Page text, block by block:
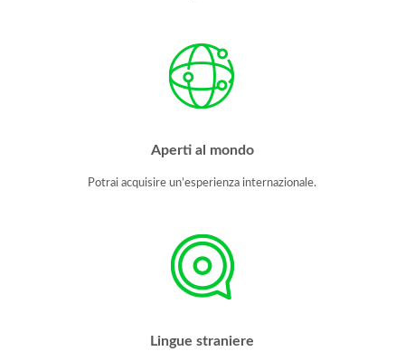
Aperti al mondo
Potrai acquisire un’esperienza internazionale.
Lingue straniere